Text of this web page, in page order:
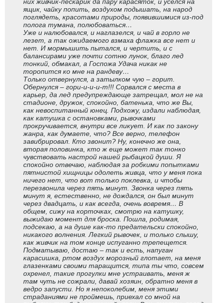
ящик, чайку попить, воздухом подышать, на народ
поглядеть, красотами природы, появившимися из-под
полога тумана, полюбоваться…
Уже и налюбовался, и наглазелся, и чай в горло не
лезет, а так ожидаемого взмаха флажка все нет и
нет. И мормышить пытался, и чертить, и с
балансирами уже почти сотню лунок, благо лед
тонкий, обмакал, а Госпожа Удача никак не
торопится ко мне на рандеву…
Только отвернулся, а затылком чую – горит.
Обернулся – гори-и-и-и-т!!! Сорвался с места в
карьер, да лед предупреждающе затрещал, мол не на
стадионе, дружок, спокойно, батенька, что же Вы,
как невоспитанный юнец. Подхожу, издали наблюдая,
как катушка с остановками, рывочками
прокручивается, внутри все ликует. И как по закону
жанра, как думаете, что? Все верно, телефон
завибрировал. Кто звонит? Ну, конечно же она,
вторая половинка, кто ж еще может так тонко
чувствовать настрой нашей рыбацкой души. Я
спокойно отвечаю, наблюдая за робкими попытками
пятнистой хищницы одолеть живца, что у меня пока
ничего нет, что вот только поклевка, и чтобы
перезвонила через пять минут. Звонка через пять
минут я, естественно, не дождался, он был минут
через двадцать, и как всегда, очень вовремя… В
общем, сижу на корточках, смотрю на катушку,
выжидаю момент для броска. Пошла, родимая,
подсекаю, а на душе как-то предательски спокойно,
никакого волнения. Легкий рывочек, и только слышу,
как живчик на том конце испуганно трепещется.
Подматываю, достаю – так и есть, напуган
карасишка, ртом воздух морозный глотает, на меня
глазенками своими таращится, типа ты что, совсем
охренел, такие прогулки мне устраивать, меня ж
там чуть не сожрали, давай хозяин, обратно меня в
ведро запусти. Но я непоколебим, меня этими
страданиями не проймешь, приехал со мной на